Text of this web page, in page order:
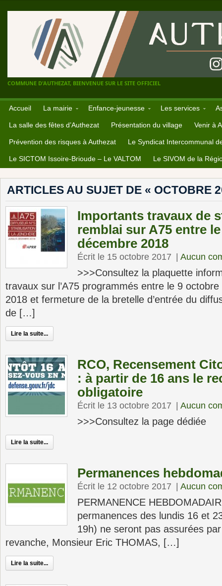
COMMUNE D'AUTHEZAT, BIENVENUE SUR LE SITE OFFICIEL
Accueil La mairie Enfance-jeunesse Les services
La salle des fêtes d’Authezat Présentation du village Venir à
Prévention des risques à Authezat Le Syndicat Intercommunal
Le SICTOM Issoire-Brioude – Le VALTOM Le SIVOM de la
ARTICLES AU SUJET DE « OCTOBRE
Importants travaux de
remblai sur A75 entre
décembre 2018
Écrit le 15 octobre 2017 Aucun
>>>Consultez la plaquette
travaux sur l’A75 programmés entre le 9
2018 et fermeture de la bretelle d’entrée du
de […]
Lire la suite...
RCO, Recensement
: à partir de 16 ans le
obligatoire
Écrit le 13 octobre 2017 Aucun
>>>Consultez la page dédiée
Lire la suite...
Permanences
Écrit le 12 octobre 2017 Aucun
PERMANENCE
permanences des lundis 16 et
19h) ne seront pas assurées
revanche, Monsieur Eric THOMAS, […]
Lire la suite...